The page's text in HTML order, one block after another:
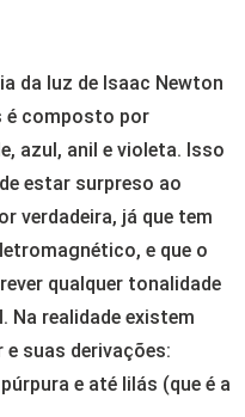
da luz de Isaac Newton
é composto por
azul, anil e violeta. Isso
estar surpreso ao
verdadeira, já que tem
e que o
qualquer tonalidade
Na realidade existem
suas derivações:
e até lilás (que é a